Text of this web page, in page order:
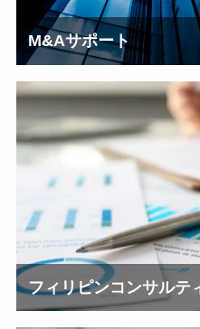
M&Aサポート
フィリピンコンサルテ